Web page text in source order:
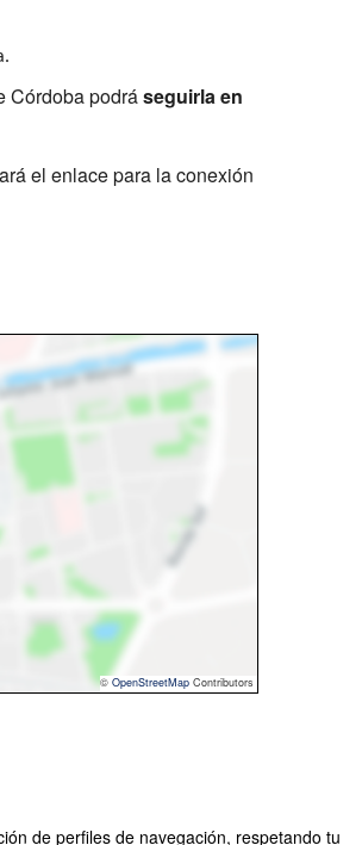
de perfiles de navegación, respetando tu
Córdoba podráseguirla en
el enlace para la conexión
© OpenStreetMap Contributors
de Ciencias Jurídicas y Políticas